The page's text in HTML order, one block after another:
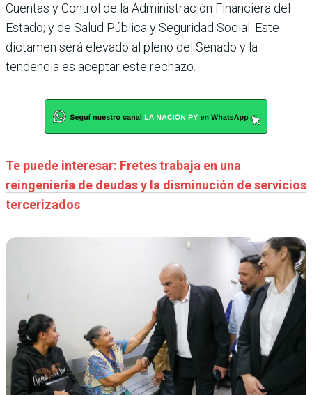
Cuentas y Control de la Administración Financiera del
Estado; y de Salud Pública y Seguridad Social. Este
dictamen será elevado al pleno del Senado y la
tendencia es aceptar este rechazo.
Te puede interesar: Fretes trabaja en una
reingeniería de deudas y la disminución de servicios
tercerizados